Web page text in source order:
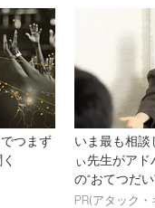
つまず
いま最も相談
ぃ先生がアド
の“おてつだい
PR(アタック